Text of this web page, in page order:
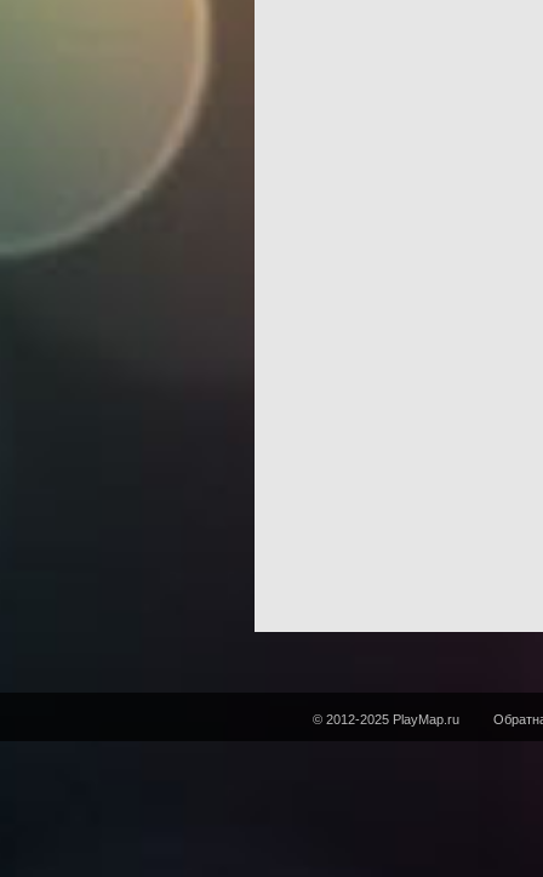
© 2012-2025 PlayMap.ru